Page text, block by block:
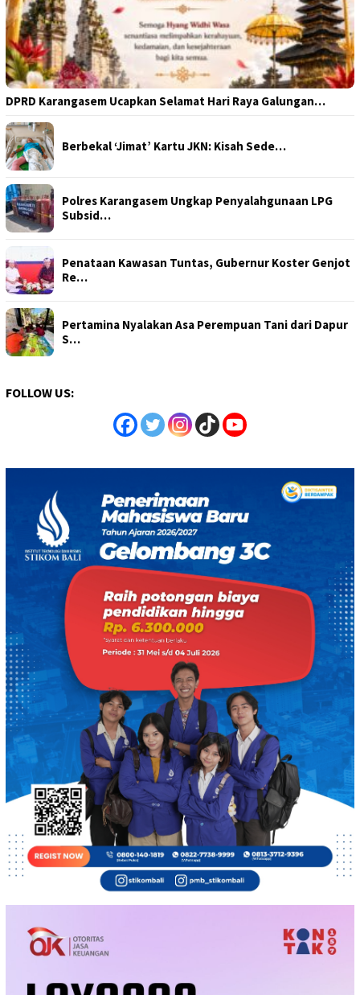
DPRD Karangasem Ucapkan Selamat Hari Raya Galungan…
Berbekal ‘Jimat’ Kartu JKN: Kisah Sede…
Polres Karangasem Ungkap Penyalahgunaan LPG
Subsid…
Penataan Kawasan Tuntas, Gubernur Koster Genjot
Re…
Pertamina Nyalakan Asa Perempuan Tani dari Dapur
S…
FOLLOW US: